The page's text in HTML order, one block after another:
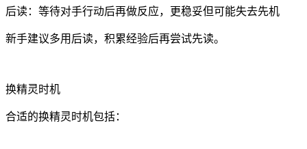
后读：等待对手行动后再做反应，更稳妥但可能失去先机
新手建议多用后读，积累经验后再尝试先读。
换精灵时机
合适的换精灵时机包括：